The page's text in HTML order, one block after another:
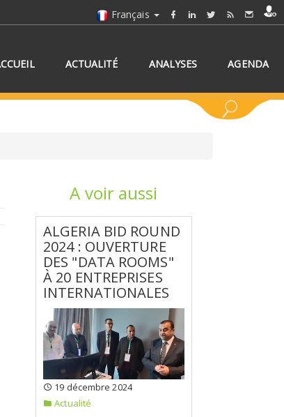
Français
ACTUALITÉ ANALYSES AGENDA
DES PAYS
A voir aussi
ALGERIA BID ROUND
2024 : OUVERTURE
DES "DATA ROOMS"
À 20 ENTREPRISES
INTERNATIONALES
19 décembre 2024
Actualité